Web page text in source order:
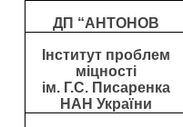
ДП “АНТОНОВ
Інститут проблем
міцності
ім. Г.С. Писаренка
НАН України